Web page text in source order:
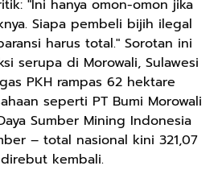
"Ini hanya omon-omon jika
Siapa pembeli bijih ilegal
harus total." Sorotan ini
serupa di Morowali, Sulawesi
PKH rampas 62 hektare
seperti PT Bumi Morowali
Sumber Mining Indonesia
– total nasional kini 321,07
kembali.